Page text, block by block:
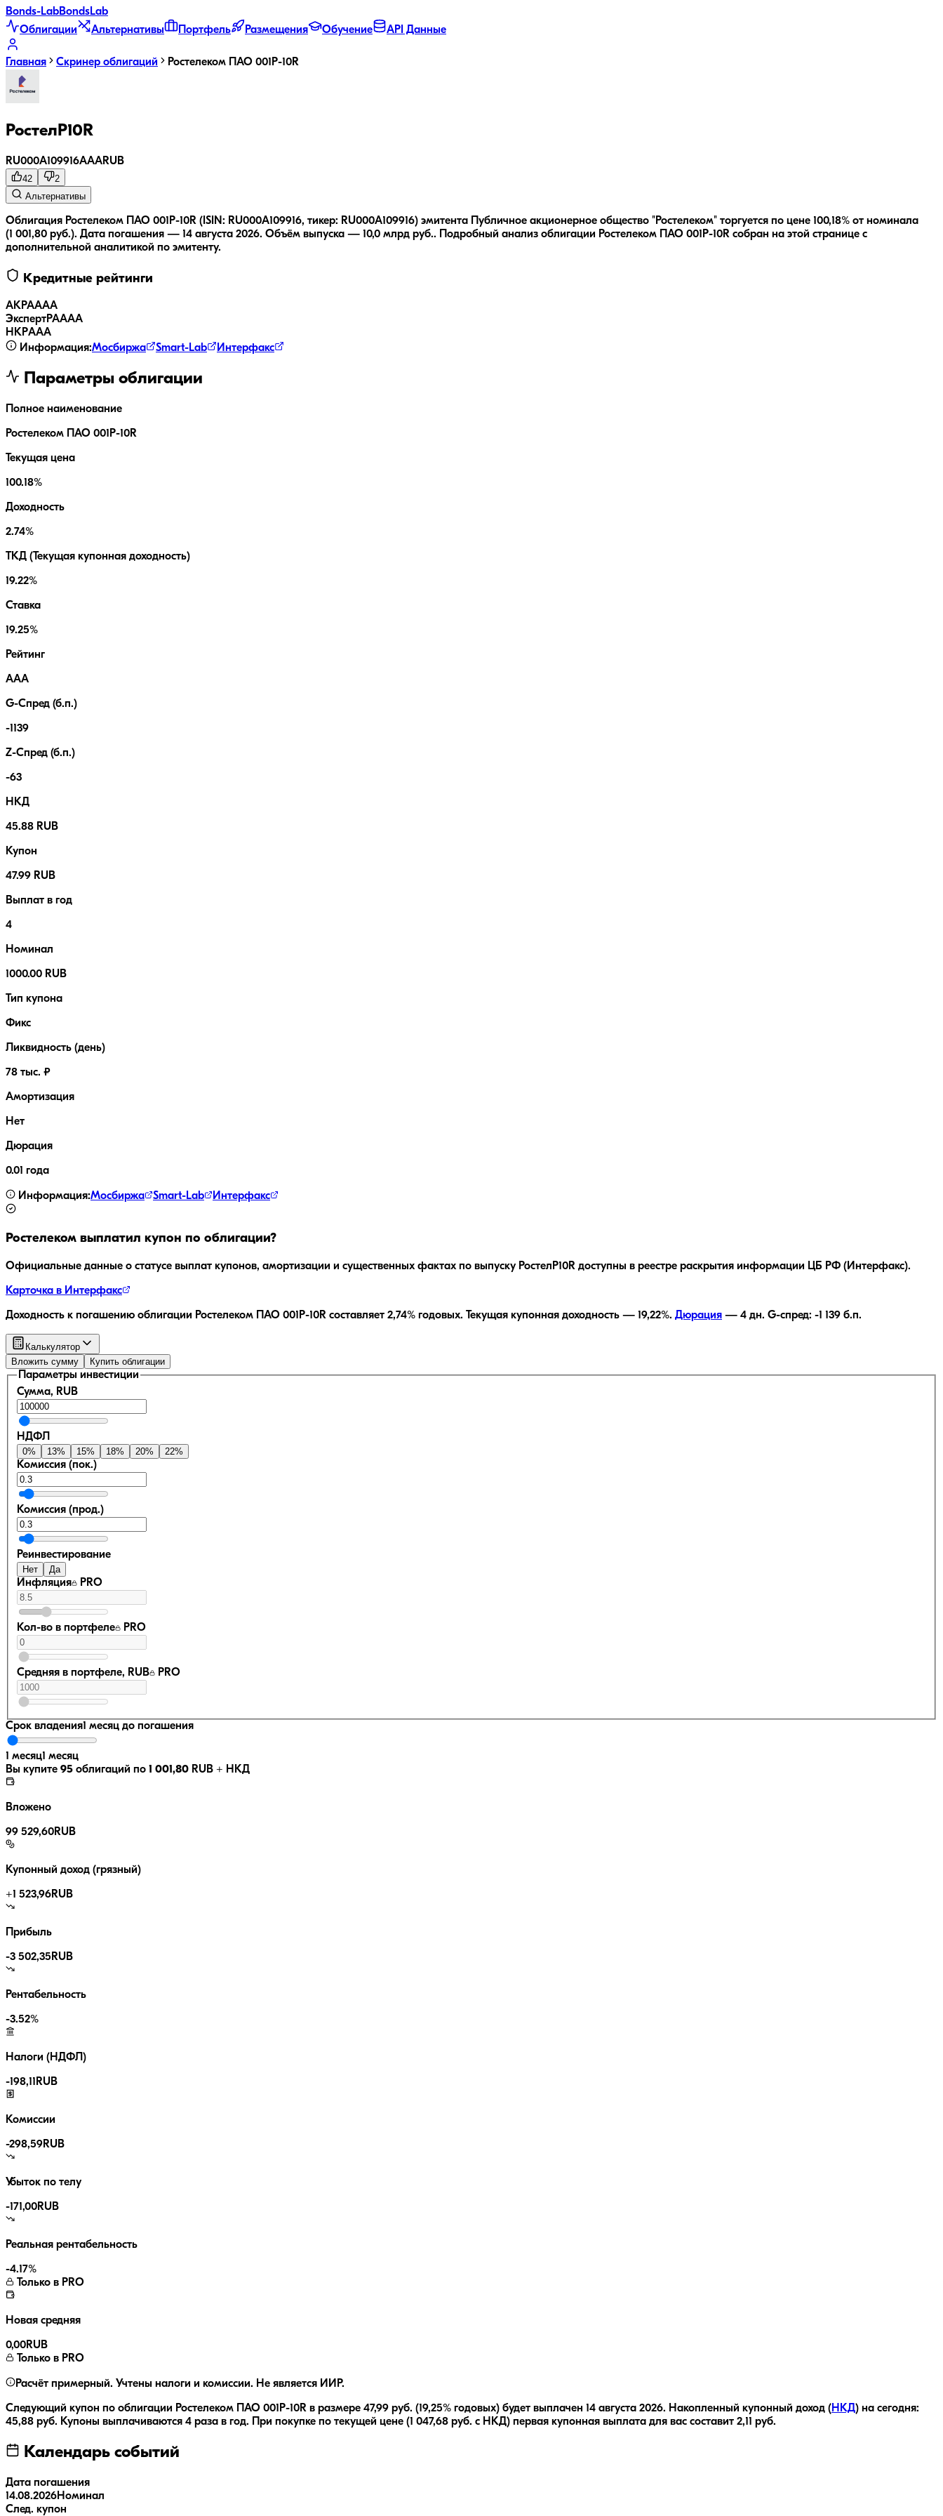
Bonds-LabBondsLab
Облигации
Альтернативы Портфель Размещения Обучение API Данные
Главная Скринер облигаций Ростелеком ПАО 001P-10R
РостелP10R
RU000A109916AAARUB
42
2
Альтернативы
Облигация Ростелеком ПАО 001P-10R (ISIN: RU000A109916, тикер: RU000A109916) эмитента Публичное акционерное общество "Ростелеком" торгуется по цене 100,18% от номинала
(1 001,80 руб.). Дата погашения — 14 августа 2026. Объём выпуска — 10,0 млрд руб.. Подробный анализ облигации Ростелеком ПАО 001P-10R собран на этой странице с
дополнительной аналитикой по эмитенту.
Кредитные рейтинги
АКРАAAA
ЭкспертРАAAA
НКРAAA
Информация:Мосбиржа Smart-Lab Интерфакс
Параметры облигации
Полное наименование
Ростелеком ПАО 001P-10R
Текущая цена
100.18%
Доходность
2.74%
ТКД (Текущая купонная доходность)
19.22%
Ставка
19.25%
Рейтинг
AAA
G-Спред (б.п.)
-1139
Z-Спред (б.п.)
-63
НКД
45.88 RUB
Купон
47.99 RUB
Выплат в год
4
Номинал
1000.00 RUB
Тип купона
Фикс
Ликвидность (день)
78 тыс. ₽
Амортизация
Нет
Дюрация
0.01 года
Информация:Мосбиржа Smart-Lab Интерфакс
Ростелеком выплатил купон по облигации?
Официальные данные о статусе выплат купонов, амортизации и существенных фактах по выпуску РостелP10R доступны в реестре раскрытия информации ЦБ РФ (Интерфакс).
Карточка в Интерфакс
Доходность к погашению облигации Ростелеком ПАО 001P-10R составляет 2,74% годовых. Текущая купонная доходность — 19,22%. Дюрация — 4 дн. G-спред: -1 139 б.п.
Калькулятор
Вложить сумму
Купить облигации
Параметры инвестиции
Сумма, RUB
НДФЛ
0% 13% 15% 18% 20% 22%
Комиссия (пок.)
Комиссия (прод.)
Реинвестирование
Нет Да
Инфляция PRO
Кол-во в портфеле PRO
Средняя в портфеле, RUB PRO
Срок владения1 месяц до погашения
1 месяц1 месяц
Вы купите 95 облигаций по 1 001,80 RUB + НКД
Вложено
99 529,60RUB
Купонный доход (грязный)
+1 523,96RUB
Прибыль
-3 502,35 RUB
Рентабельность
-3.52%
Налоги (НДФЛ)
-198,11 RUB
Комиссии
-298,59RUB
Убыток по телу
-171,00RUB
Реальная рентабельность
-4.17%
Только в PRO
Новая средняя
0,00RUB
Только в PRO
Расчёт примерный. Учтены налоги и комиссии. Не является ИИР.
Следующий купон по облигации Ростелеком ПАО 001P-10R в размере 47,99 руб. (19,25% годовых) будет выплачен 14 августа 2026. Накопленный купонный доход ( НКД) на сегодня:
45,88 руб. Купоны выплачиваются 4 раза в год. При покупке по текущей цене (1 047,68 руб. с НКД) первая купонная выплата для вас составит 2,11 руб.
Календарь событий
Дата погашения
14.08.2026Номинал
След. купон